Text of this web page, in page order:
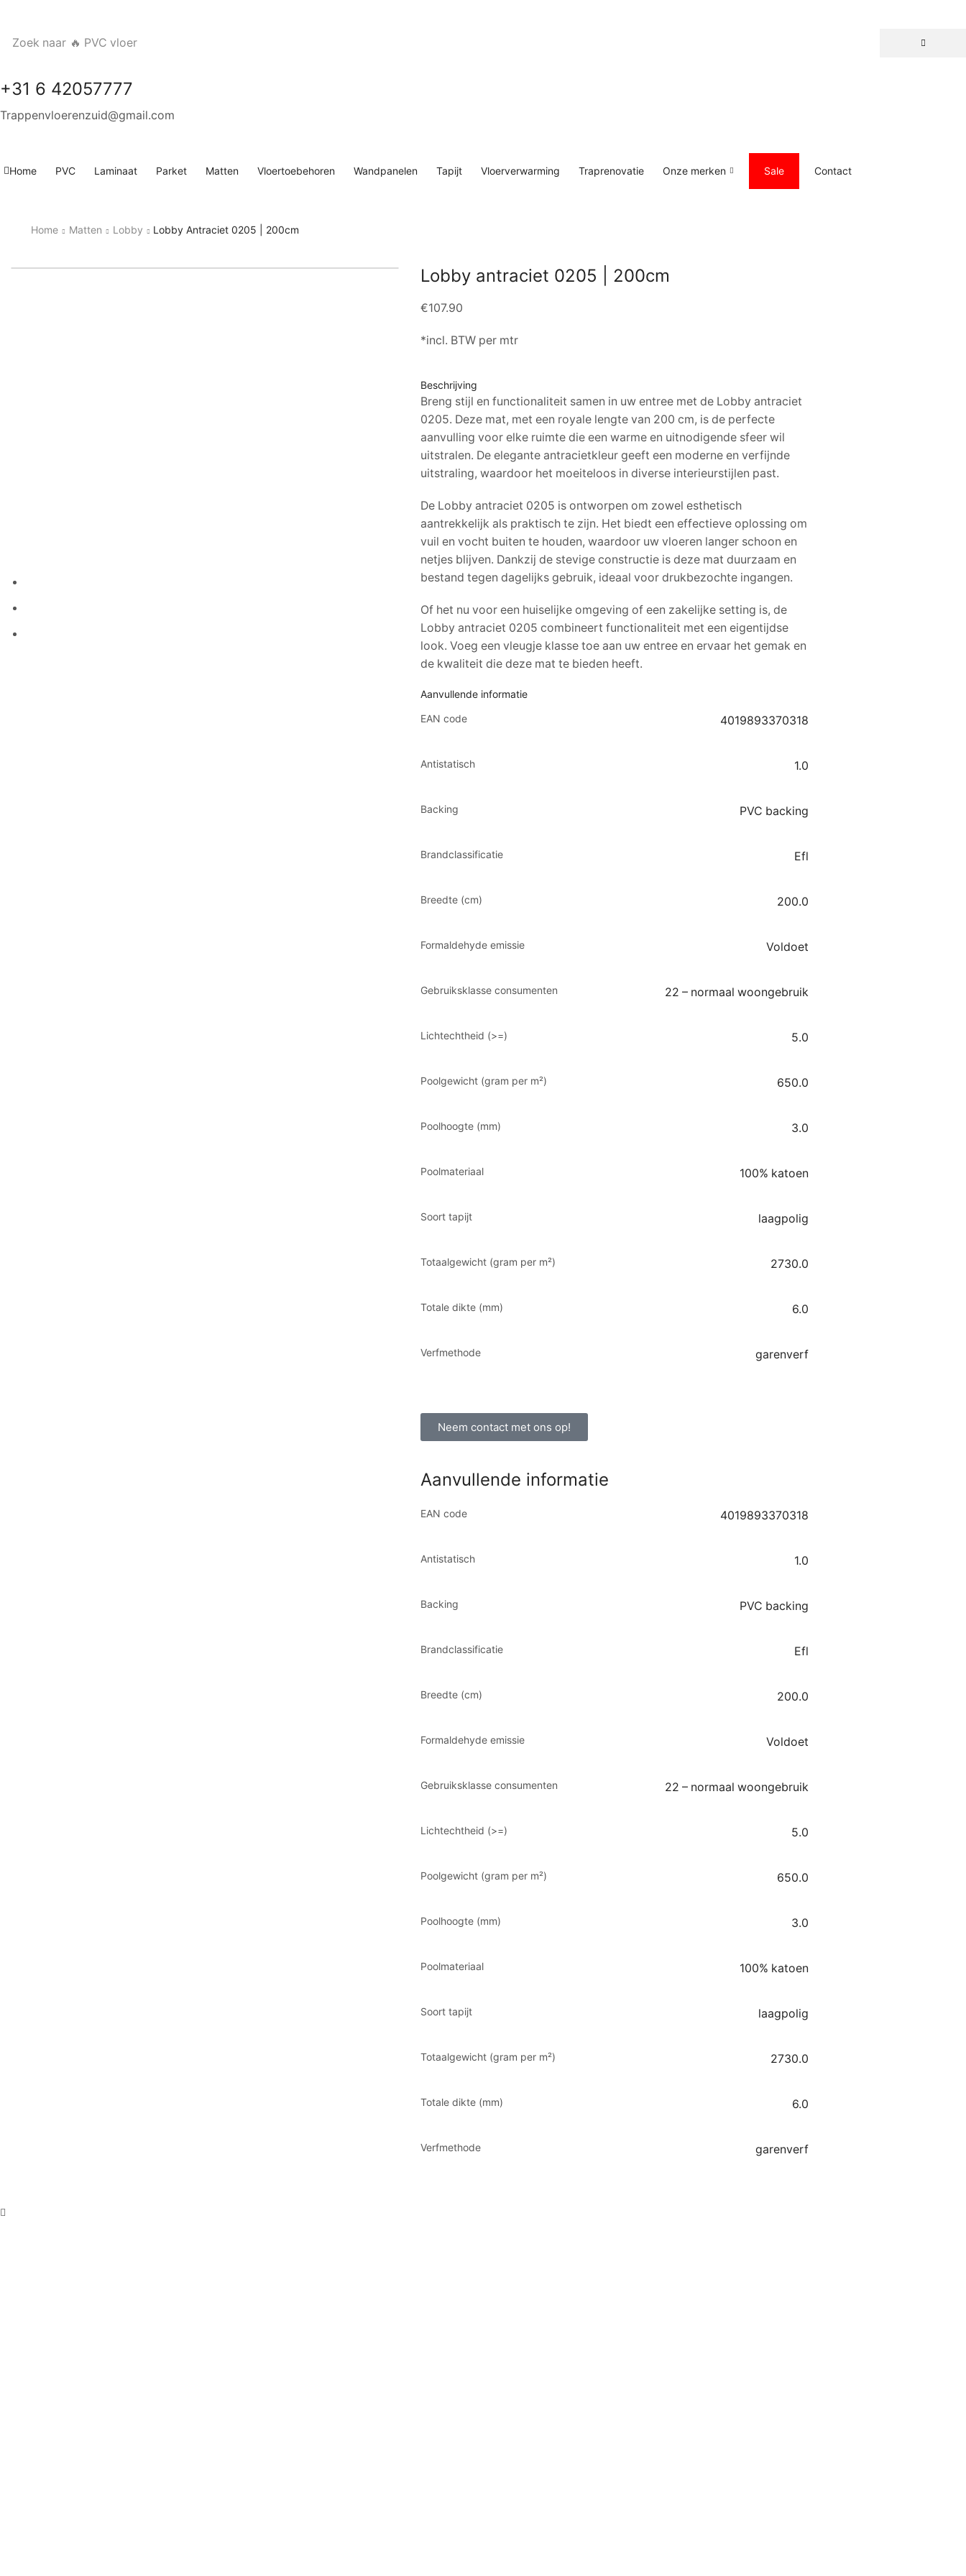
Zoek naar 🔥 PVC vloer
+31 6 42057777
Trappenvloerenzuid@gmail.com
Home PVC Laminaat Parket Matten Vloertoebehoren Wandpanelen Tapijt Vloerverwarming Traprenovatie Onze merken Sale Contact
Home Matten Lobby Lobby Antraciet 0205 | 200cm
Lobby antraciet 0205 | 200cm
€107.90
*incl. BTW per mtr
Beschrijving
Breng stijl en functionaliteit samen in uw entree met de Lobby antraciet
0205. Deze mat, met een royale lengte van 200 cm, is de perfecte
aanvulling voor elke ruimte die een warme en uitnodigende sfeer wil
uitstralen. De elegante antracietkleur geeft een moderne en verfijnde
uitstraling, waardoor het moeiteloos in diverse interieurstijlen past.
De Lobby antraciet 0205 is ontworpen om zowel esthetisch
aantrekkelijk als praktisch te zijn. Het biedt een effectieve oplossing om
vuil en vocht buiten te houden, waardoor uw vloeren langer schoon en
netjes blijven. Dankzij de stevige constructie is deze mat duurzaam en
bestand tegen dagelijks gebruik, ideaal voor drukbezochte ingangen.
Of het nu voor een huiselijke omgeving of een zakelijke setting is, de
Lobby antraciet 0205 combineert functionaliteit met een eigentijdse
look. Voeg een vleugje klasse toe aan uw entree en ervaar het gemak en
de kwaliteit die deze mat te bieden heeft.
Aanvullende informatie
EAN code
4019893370318
Antistatisch 1.0
Backing PVC backing
Brandclassificatie Efl
Breedte (cm) 200.0
Formaldehyde emissie Voldoet
Gebruiksklasse consumenten 22 – normaal woongebruik
Lichtechtheid (>=) 5.0
Poolgewicht (gram per m²) 650.0
Poolhoogte (mm) 3.0
Poolmateriaal 100% katoen
Soort tapijt laagpolig
Totaalgewicht (gram per m²) 2730.0
Totale dikte (mm) 6.0
Verfmethode garenverf
Neem contact met ons op!
Aanvullende informatie
EAN code 4019893370318
Antistatisch 1.0
Backing PVC backing
Brandclassificatie Efl
Breedte (cm) 200.0
Formaldehyde emissie Voldoet
Gebruiksklasse consumenten 22 – normaal woongebruik
Lichtechtheid (>=) 5.0
Poolgewicht (gram per m²) 650.0
Poolhoogte (mm) 3.0
Poolmateriaal 100% katoen
Soort tapijt laagpolig
Totaalgewicht (gram per m²) 2730.0
Totale dikte (mm) 6.0
Verfmethode garenverf